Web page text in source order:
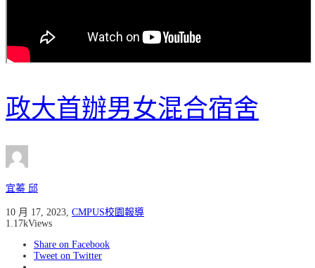
政大首辦男女混合宿舍
宜蓁 邱
10 月 17, 2023, CMPUS校園報導
1.17kViews
Share on Facebook
Tweet on Twitter